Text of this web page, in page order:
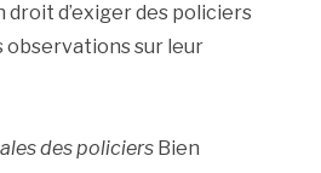
d’exiger des policiers
observations sur leur
des policiers Bien